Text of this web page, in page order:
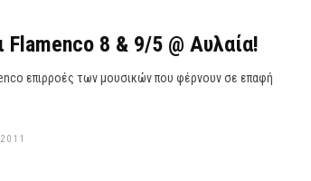
Flamenco 8 & 9/5 @ Αυλαία!
επιρροές των μουσικών που φέρνουν σε επαφή